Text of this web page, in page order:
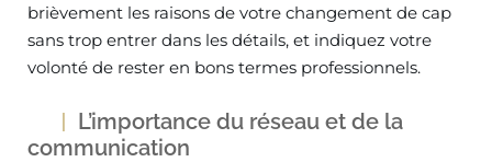
brièvement les raisons de votre changement de cap
sans trop entrer dans les détails, et indiquez votre
volonté de rester en bons termes professionnels.
L’importance du réseau et de la
communication